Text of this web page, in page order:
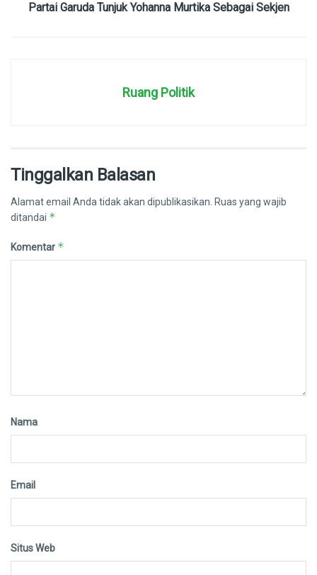
Partai Garuda Tunjuk Yohanna Murtika Sebagai Sekjen
Ruang Politik
Tinggalkan Balasan
Alamat email Anda tidak akan dipublikasikan. Ruas yang wajib
ditandai *
Komentar *
Nama
Email
Situs Web